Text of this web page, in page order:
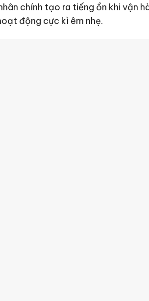
chính tạo ra tiếng ồn khi vận
động cực kì êm nhẹ.